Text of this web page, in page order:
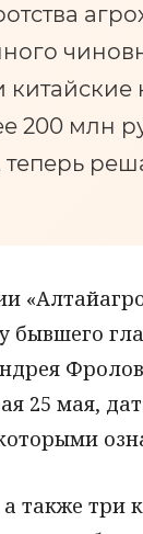
китайские
200 млн
бывшего
25 мая,
также три